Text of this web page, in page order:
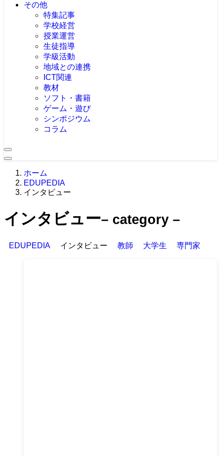
その他
特集記事
学校経営
授業運営
生徒指導
学級活動
地域との連携
ICT関連
教材
ソフト・書籍
ゲーム・遊び
シンポジウム
コラム
ホーム
EDUPEDIA
インタビュー
インタビュー– category –
EDUPEDIA インタビュー 教師 大学生 専門家